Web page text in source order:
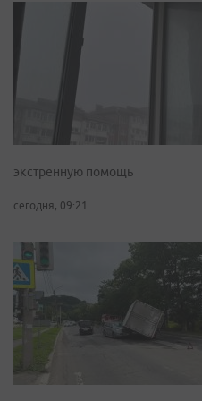
экстренную помощь
сегодня, 09:21